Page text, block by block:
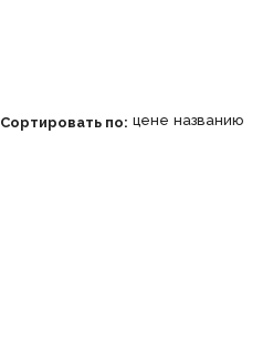
Сортировать по: цене названию